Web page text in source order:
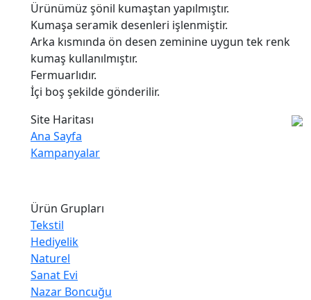
Ürünümüz şönil kumaştan yapılmıştır.
Kumaşa seramik desenleri işlenmiştir.
Arka kısmında ön desen zeminine uygun tek renk
kumaş kullanılmıştır.
Fermuarlıdır.
İçi boş şekilde gönderilir.
Site Haritası
Ana Sayfa
Kampanyalar
Ürün Grupları
Tekstil
Hediyelik
Naturel
Sanat Evi
Nazar Boncuğu